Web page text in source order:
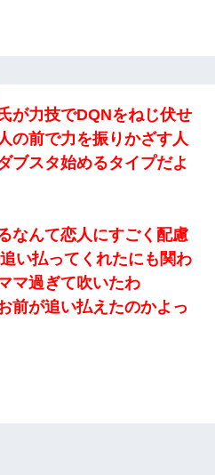
が力技でDQNをねじ伏せ
の前で力を振りかざす人
ブスタ始めるタイプだよ
なんて恋人にすごく配慮
い払ってくれたにも関わ
マ過ぎて吹いたわ
前が追い払えたのかよっ